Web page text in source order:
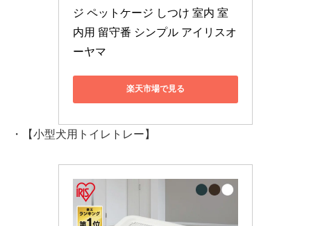
ジ ペットケージ しつけ 室内 室
内用 留守番 シンプル アイリスオ
ーヤマ
楽天市場で見る
・【小型犬用トイレトレー】